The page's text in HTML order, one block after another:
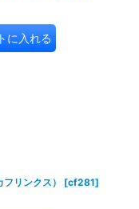
に入れる
リンクス） [cf281]